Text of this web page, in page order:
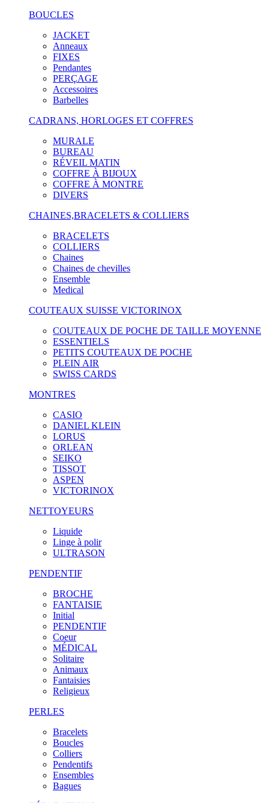
BOUCLES
JACKET
Anneaux
FIXES
Pendantes
PERÇAGE
Accessoires
Barbelles
CADRANS, HORLOGES ET COFFRES
MURALE
BUREAU
RÉVEIL MATIN
COFFRE À BIJOUX
COFFRE À MONTRE
DIVERS
CHAINES,BRACELETS & COLLIERS
BRACELETS
COLLIERS
Chaines
Chaines de chevilles
Ensemble
Medical
COUTEAUX SUISSE VICTORINOX
COUTEAUX DE POCHE DE TAILLE MOYENNE
ESSENTIELS
PETITS COUTEAUX DE POCHE
PLEIN AIR
SWISS CARDS
MONTRES
CASIO
DANIEL KLEIN
LORUS
ORLEAN
SEIKO
TISSOT
ASPEN
VICTORINOX
NETTOYEURS
Liquide
Linge à polir
ULTRASON
PENDENTIF
BROCHE
FANTAISIE
Initial
PENDENTIF
Coeur
MÉDICAL
Solitaire
Animaux
Fantaisies
Religieux
PERLES
Bracelets
Boucles
Colliers
Pendentifs
Ensembles
Bagues